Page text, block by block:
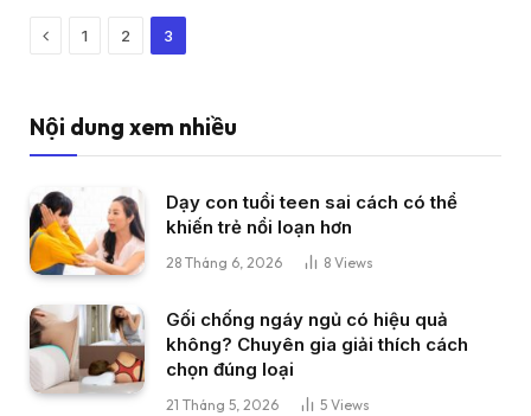
Previous
1 2 3
Nội dung xem nhiều
Dạy con tuổi teen sai cách có thể
khiến trẻ nổi loạn hơn
28 Tháng 6, 2026 8 Views
Gối chống ngáy ngủ có hiệu quả
không? Chuyên gia giải thích cách
chọn đúng loại
21 Tháng 5, 2026 5 Views